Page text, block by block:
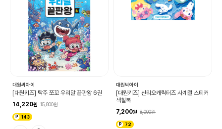
대원씨아이
[대원키즈] 탁주 쪼꼬 우리말 끝판왕 6권
14,220
15,800
143
대원씨아이
[대원키즈] 산리오캐릭터즈 사계절 스티커
색칠북
7,200
8,000
72